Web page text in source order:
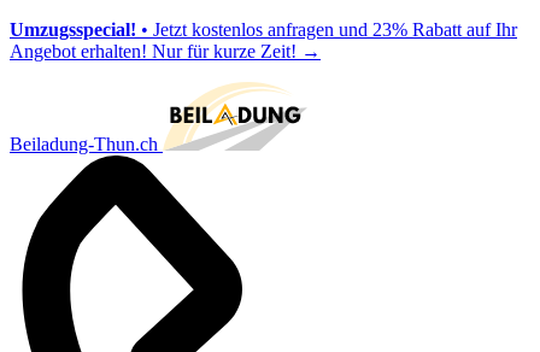
Umzugsspecial! • Jetzt kostenlos anfragen und 23% Rabatt auf Ihr
Angebot erhalten! Nur für kurze Zeit! →
Beiladung-Thun.ch